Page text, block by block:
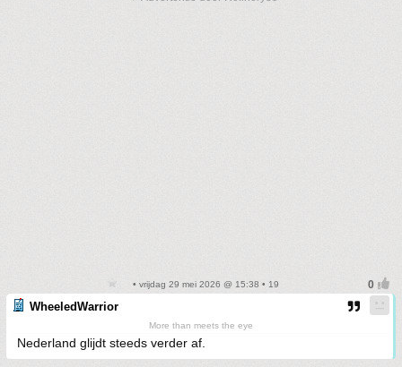
• vrijdag 29 mei 2026 @ 15:38 • 19
WheeledWarrior
More than meets the eye
Nederland glijdt steeds verder af.